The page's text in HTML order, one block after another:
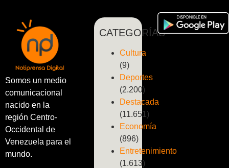
Somos un medio
comunicacional
nacido en la
región Centro-
Occidental de
Venezuela para el
mundo.
CATEGORÍAS
Cultura
(9)
Deportes
(2.200)
Destacada
(11.651)
Economía
(896)
Entretenimiento
(1.613)